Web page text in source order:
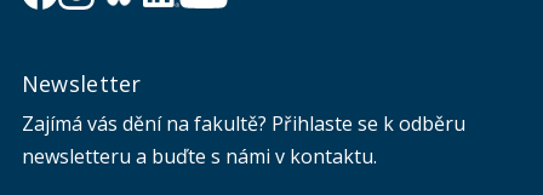
Newsletter
Zajímá vás dění na fakultě? Přihlaste se k odběru
newsletteru a buďte s námi v kontaktu.